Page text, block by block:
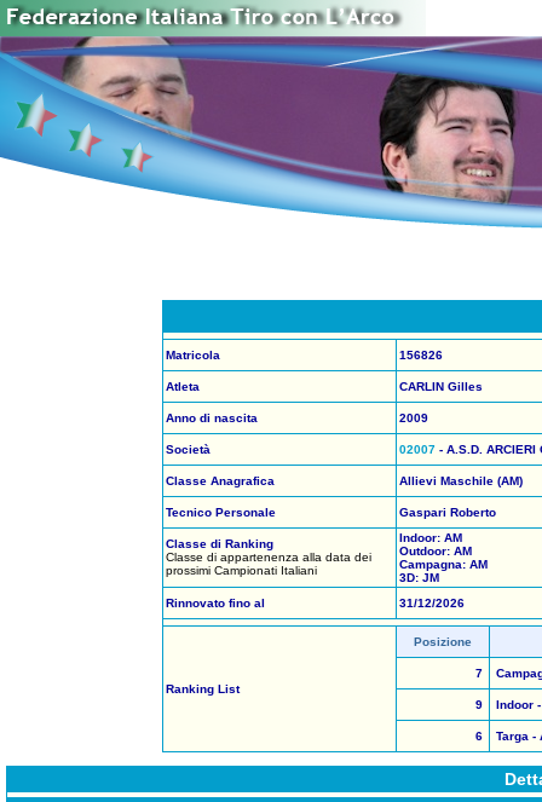
Matricola 156826
Atleta CARLIN Gilles
Anno di nascita 2009
Società 02007- A.S.D. ARCIERI
Classe Anagrafica Allievi Maschile (AM)
Tecnico Personale Gaspari Roberto
Classe di Ranking
Classe di appartenenza alla data dei
prossimi Campionati Italiani
Indoor: AM
Outdoor: AM
Campagna: AM
3D: JM
Rinnovato fino al
31/12/2026
Ranking List
Posizione
7
9 Indoor
6 Targa -